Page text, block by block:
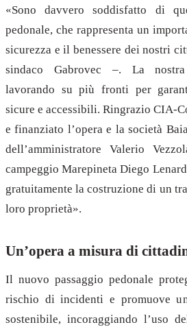
«Sono davvero soddisfatto di
pedonale, che rappresenta un
sicurezza e il benessere dei nostri
sindaco Gabrovec –. La
lavorando su più fronti per
sicure e accessibili. Ringrazio CIA-
e finanziato l’opera e la società
dell’amministratore Valerio
campeggio Marepineta Diego
gratuitamente la costruzione di un
loro proprietà».
Un’opera a misura di
Il nuovo passaggio pedonale
rischio di incidenti e promuove
sostenibile, incoraggiando l’uso